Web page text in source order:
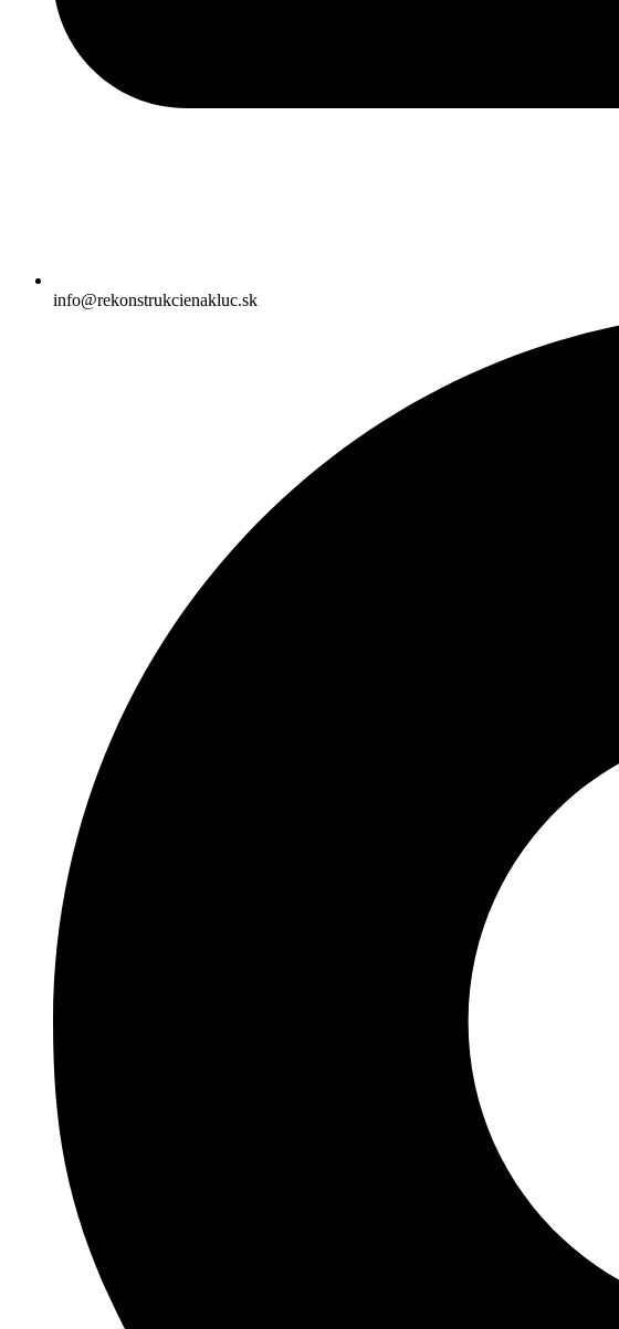
info@rekonstrukcienakluc.sk